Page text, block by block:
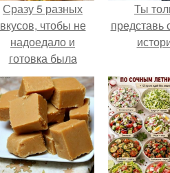
Сразу 5 разных
вкусов, чтобы не
надоедало и
готовка была
проще.
Ты
представь